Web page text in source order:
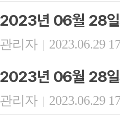
2023년 06월 28일
관리자 | 2023.06.29
2023년 06월 28일
관리자 | 2023.06.29